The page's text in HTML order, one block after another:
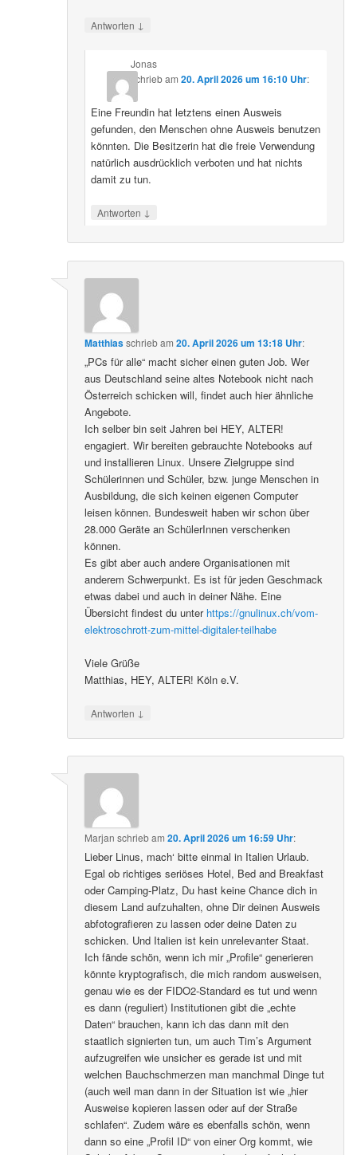
Antworten ↓
Jonas
schriebam 20. April 2026 um 16:10 Uhr:
Eine Freundin hat letztens einen Ausweis
gefunden, den Menschen ohne Ausweis benutzen
könnten. Die Besitzerin hat die freie Verwendung
natürlich ausdrücklich verboten und hat nichts
damit zu tun.
Antworten ↓
Matthiasschriebam20. April 2026 um 13:18 Uhr:
„PCs für alle“ macht sicher einen guten Job. Wer
aus Deutschland seine altes Notebook nicht nach
Österreich schicken will, findet auch hier ähnliche
Angebote.
Ich selber bin seit Jahren bei HEY, ALTER!
engagiert. Wir bereiten gebrauchte Notebooks auf
und installieren Linux. Unsere Zielgruppe sind
Schülerinnen und Schüler, bzw. junge Menschen in
Ausbildung, die sich keinen eigenen Computer
leisen können. Bundesweit haben wir schon über
28.000 Geräte an SchülerInnen verschenken
können.
Es gibt aber auch andere Organisationen mit
anderem Schwerpunkt. Es ist für jeden Geschmack
etwas dabei und auch in deiner Nähe. Eine
Übersicht findest du unter https://gnulinux.ch/vom-
elektroschrott-zum-mittel-digitaler-teilhabe
Viele Grüße
Matthias, HEY, ALTER! Köln e.V.
Antworten ↓
Marjan schriebam20. April 2026 um 16:59 Uhr:
Lieber Linus, mach‘ bitte einmal in Italien Urlaub.
Egal ob richtiges seriöses Hotel, Bed and Breakfast
oder Camping-Platz, Du hast keine Chance dich in
diesem Land aufzuhalten, ohne Dir deinen Ausweis
abfotografieren zu lassen oder deine Daten zu
schicken. Und Italien ist kein unrelevanter Staat.
Ich fände schön, wenn ich mir „Profile“ generieren
könnte kryptografisch, die mich random ausweisen,
genau wie es der FIDO2-Standard es tut und wenn
es dann (reguliert) Institutionen gibt die „echte
Daten“ brauchen, kann ich das dann mit den
staatlich signierten tun, um auch Tim’s Argument
aufzugreifen wie unsicher es gerade ist und mit
welchen Bauchschmerzen man manchmal Dinge tut
(auch weil man dann in der Situation ist wie „hier
Ausweise kopieren lassen oder auf der Straße
schlafen“. Zudem wäre es ebenfalls schön, wenn
dann so eine „Profil ID“ von einer Org kommt, wie